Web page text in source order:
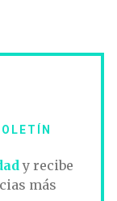
y recibe
más